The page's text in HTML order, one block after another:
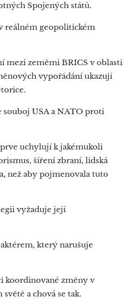
Spojených států.
reálném geopolitickém
mezi zeměmi BRICS v oblasti
vypořádání ukazují
USA a NATO proti
uchylují k jakémukoli
šíření zbraní, lidská
než aby pojmenovala tuto
vyžaduje její
který narušuje
koordinované změny v
a chová se tak.